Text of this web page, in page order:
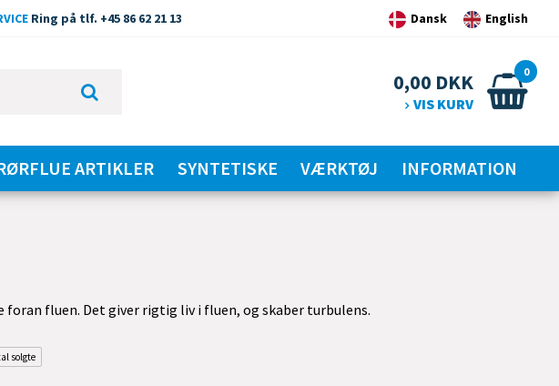
Ring på tlf. +45 86 62 21 13 Dansk English
0
0,00 DKK
VIS KURV
ARTIKLER SYNTETISKE VÆRKTØJ INFORMATION
fluen. Det giver rigtig liv i fluen, og skaber turbulens.
solgte